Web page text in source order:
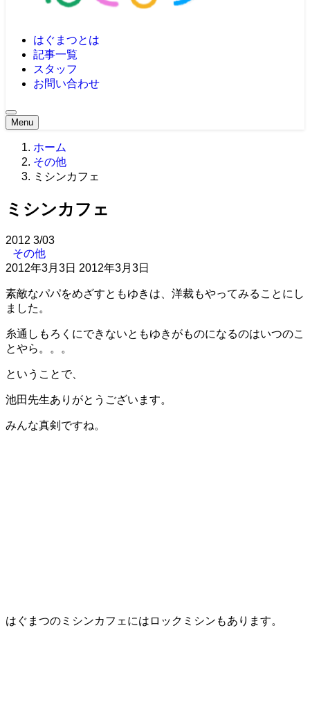
はぐまつとは
記事一覧
スタッフ
お問い合わせ
Menu
ホーム
その他
ミシンカフェ
ミシンカフェ
2012 3/03
その他
2012年3月3日 2012年3月3日
素敵なパパをめざすともゆきは、洋裁もやってみることにし
ました。
糸通しもろくにできないともゆきがものになるのはいつのこ
とやら。。。
ということで、
池田先生ありがとうございます。
みんな真剣ですね。
はぐまつのミシンカフェにはロックミシンもあります。